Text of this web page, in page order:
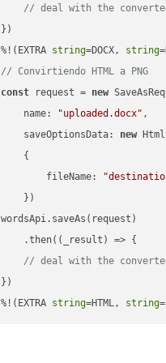
// deal with the
})
%!(EXTRA string=DOCX, string
// Convirtiendo HTML a PNG
const request = new
name: "uploaded.docx" ,
saveOptionsData: new
    {
fileName:
    })
wordsApi.saveAs(request)
    .then(
( _result ) => {
// deal with the
})
%!(EXTRA string=HTML, string